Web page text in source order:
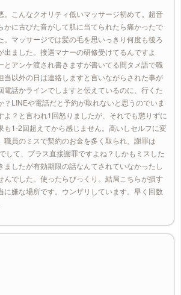
。こんなクオリティ低いマッサージ初めて。超音
かに古びた音がして肌に当てられたら痛かったで
。マッサージでは髪の毛を思いっきり何度も後ろ
出ました。接遇マナーの研修受けてるんですよ
とアンケ渡され書きますが書いてる間タメ語で職
当以外の日は連絡しますと言いながらされた事が
電話かラインでしますと伝えているのに、行くた
？LINEや電話だと予約が取れないと思うのでいま
よ？と言われ1回怒りましたが、それでも懲りずに
も1-2回超えてから感じません。高いしセルフに変
職員のミスで契約のお金を多く取られ、謝罪は
して、プラス直接謝罪ですよね？しかもミスした
ましたが有効期限の話なんてされていなかったし
んでした。使ったらびっくり。結局こちらが損す
に嫌な場所です。ウンザリしています。早く回数